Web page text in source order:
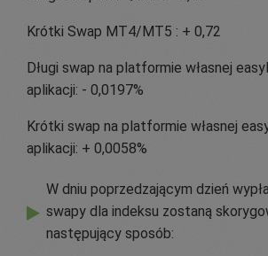
Krótki Swap MT4/MT5 : + 0,72
Długi swap na platformie własnej
aplikacji: - 0,0197%
Krótki swap na platformie własnej
aplikacji: + 0,0058%
W dniu poprzedzającym dzień
swapy dla indeksu zostaną
następujący sposób: